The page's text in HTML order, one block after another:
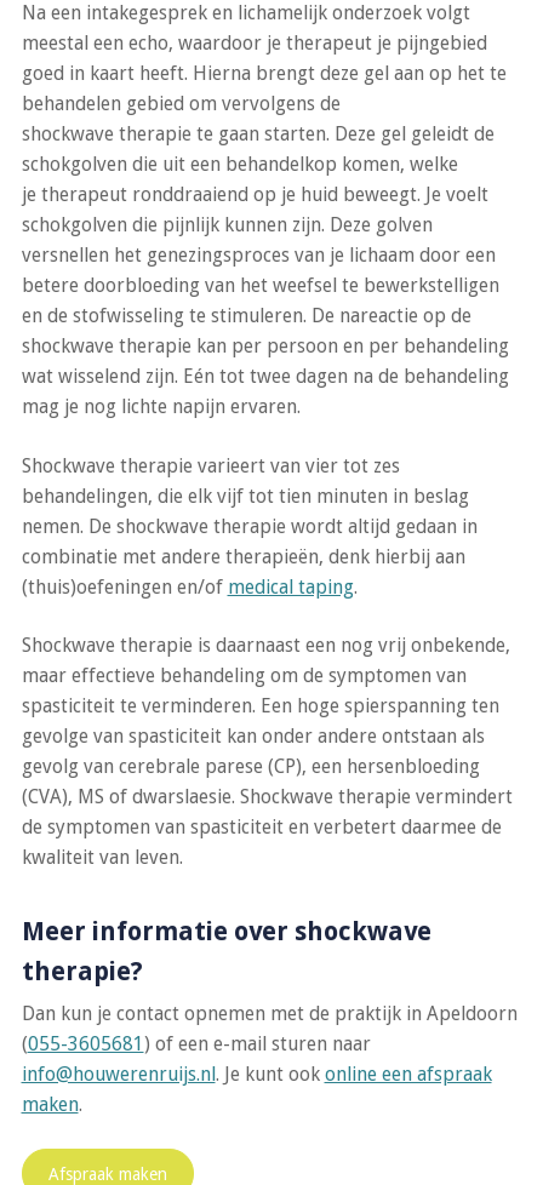
Na een intakegesprek en lichamelijk onderzoek volgt
meestal een echo, waardoor je therapeut je pijngebied
goed in kaart heeft. Hierna brengt deze gel aan op het te
behandelen gebied om vervolgens de
shockwave therapie te gaan starten. Deze gel geleidt de
schokgolven die uit een behandelkop komen, welke
je therapeut ronddraaiend op je huid beweegt. Je voelt
schokgolven die pijnlijk kunnen zijn. Deze golven
versnellen het genezingsproces van je lichaam door een
betere doorbloeding van het weefsel te bewerkstelligen
en de stofwisseling te stimuleren. De nareactie op de
shockwave therapie kan per persoon en per behandeling
wat wisselend zijn. Eén tot twee dagen na de behandeling
mag je nog lichte napijn ervaren.
Shockwave therapie varieert van vier tot zes
behandelingen, die elk vijf tot tien minuten in beslag
nemen. De shockwave therapie wordt altijd gedaan in
combinatie met andere therapieën, denk hierbij aan
(thuis)oefeningen en/of medical taping.
Shockwave therapie is daarnaast een nog vrij onbekende,
maar effectieve behandeling om de symptomen van
spasticiteit te verminderen. Een hoge spierspanning ten
gevolge van spasticiteit kan onder andere ontstaan als
gevolg van cerebrale parese (CP), een hersenbloeding
(CVA), MS of dwarslaesie. Shockwave therapie vermindert
de symptomen van spasticiteit en verbetert daarmee de
kwaliteit van leven.
Meer informatie over shockwave
therapie?
Dan kun je contact opnemen met de praktijk in Apeldoorn
(055-3605681 ) of een e-mail sturen naar
info@houwerenruijs.nl . Je kunt ook online een afspraak
maken.
Afspraak maken